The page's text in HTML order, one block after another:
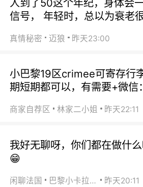
人到了50这个年纪，身体会
信号， 年轻时，总以为衰老
真情秘密 迈狼 昨天23:00
小巴黎19区crimee可寄存行
期短期都可以，有需要+微信
商家自荐区 林家二小姐 昨天22:11
我好无聊呀，你们都在做什
😁
闲聊法国 巴黎小卡拉咪 昨天20:11